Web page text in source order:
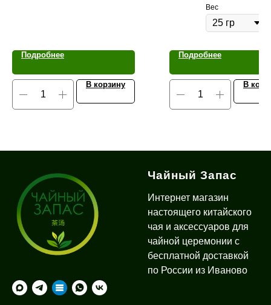
Подробнее
В корзину
Вес
Подробнее
В
Чайный Запас
Интернет магазин
настоящего китайского
чая и аксессуаров для
чайной церемонии с
бесплатной доставкой
по России из Иваново